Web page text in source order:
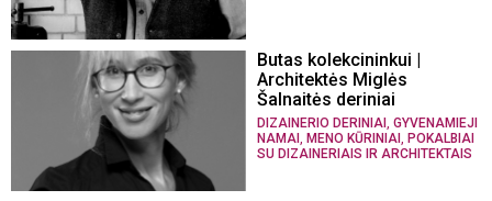
Butas kolekcininkui |
Architektės Miglės
Šalnaitės deriniai
DIZAINERIO DERINIAI GYVENAMIEJI
NAMAI MENO KŪRINIAI POKALBIAI
SU DIZAINERIAIS IR ARCHITEKTAIS